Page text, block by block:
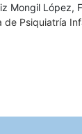
Mongil López,
de Psiquiatría